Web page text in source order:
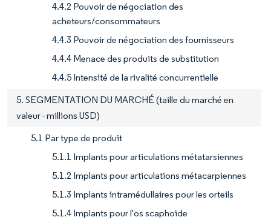
4.4.2 Pouvoir de négociation des
acheteurs/consommateurs
4.4.3 Pouvoir de négociation des fournisseurs
4.4.4 Menace des produits de substitution
4.4.5 Intensité de la rivalité concurrentielle
5. SEGMENTATION DU MARCHÉ (taille du marché en
valeur - millions USD)
5.1 Par type de produit
5.1.1 Implants pour articulations métatarsiennes
5.1.2 Implants pour articulations métacarpiennes
5.1.3 Implants intramédullaires pour les orteils
5.1.4 Implants pour l'os scaphoïde